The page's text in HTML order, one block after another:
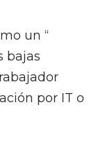
un “
bajas
por IT o